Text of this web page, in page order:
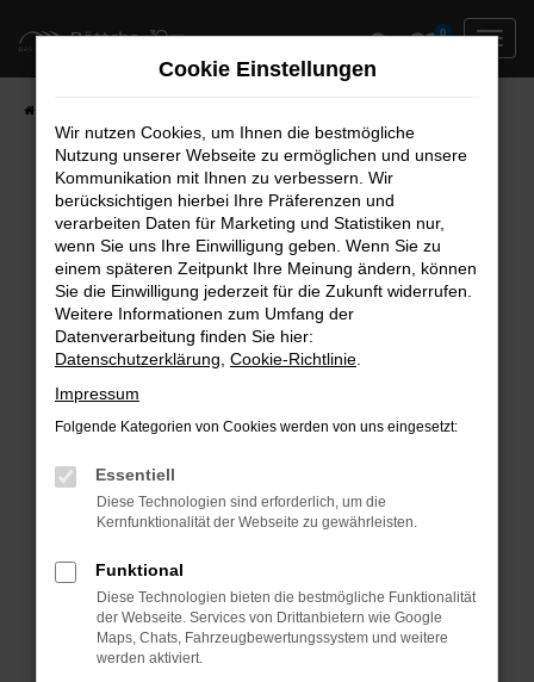
Zum
springen
0
Fehler: Network Error
Beim Laden ist ein Fehler aufgetreten.
Hier sind ein paar Tipps, die dir helfen können:
Überprüfe deine Firewall und deine
Internetverbindung.
Laden andere Webseiten, zum Beispiel deine
Manche Erweiterungen, wie Werbeblocker,
können das Laden bestimmter Seiten
verhindern. Funktioniert die Seite in einem
Fenster?
Starte dein Gerät neu.
Das kann manchmal helfen, vorübergehende
Probleme zu beheben.
Cookie Einstellungen
Wir nutzen Cookies, um Ihnen die bestmögliche
Nutzung unserer Webseite zu ermöglichen und unsere
Kommunikation mit Ihnen zu verbessern. Wir
berücksichtigen hierbei Ihre Präferenzen und
verarbeiten Daten für Marketing und Statistiken nur,
wenn Sie uns Ihre Einwilligung geben. Wenn Sie zu
einem späteren Zeitpunkt Ihre Meinung ändern, können
Sie die Einwilligung jederzeit für die Zukunft widerrufen.
Weitere Informationen zum Umfang der
Datenverarbeitung finden Sie hier:
Datenschutzerklärung Cookie-Richtlinie
Impressum
Folgende Kategorien von Cookies werden von uns eingesetzt:
Essentiell
Diese Technologien sind erforderlich, um die
Kernfunktionalität der Webseite zu gewährleisten.
Funktional
Diese Technologien bieten die bestmögliche Funktionalität
der Webseite. Services von Drittanbietern wie Google
Maps, Chats, Fahrzeugbewertungssystem und weitere
werden aktiviert.